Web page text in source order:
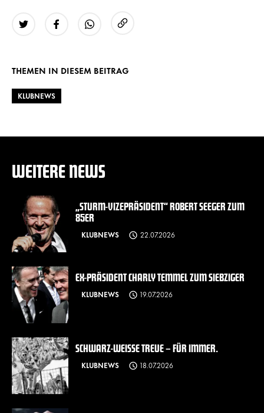
THEMEN IN DIESEM BEITRAG
KLUBNEWS
WEITERE NEWS
„STURM-VIZEPRÄSIDENT“ ROBERT SEEGER ZUM
85ER
KLUBNEWS 22.07.2026
EX-PRÄSIDENT CHARLY TEMMEL ZUM SIEBZIGER
KLUBNEWS 19.07.2026
SCHWARZ-WEISSE TREUE – FÜR IMMER.
KLUBNEWS 18.07.2026